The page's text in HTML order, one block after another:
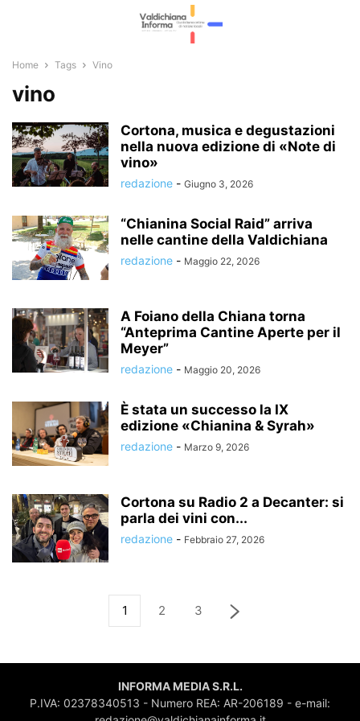
Home Tags Vino
vino
Cortona, musica e degustazioni
nella nuova edizione di «Note di
vino»
redazione - Giugno 3, 2026
“Chianina Social Raid” arriva
nelle cantine della Valdichiana
redazione - Maggio 22, 2026
A Foiano della Chiana torna
“Anteprima Cantine Aperte per il
Meyer”
redazione - Maggio 20, 2026
È stata un successo la IX
edizione «Chianina & Syrah»
redazione - Marzo 9, 2026
Cortona su Radio 2 a Decanter: si
parla dei vini con...
redazione - Febbraio 27, 2026
1 2 3
INFORMA MEDIA S.R.L.
P.IVA: 02378340513 - Numero REA: AR-206189 - e-mail: